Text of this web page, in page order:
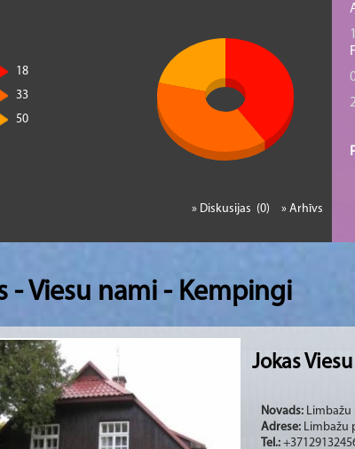
18
33
50
» Arhīvs
» Diskusijas (0)
- Viesu nami - Kempingi
Jokas
Novads: Limbažu
Adrese: Limbažu
Tel.: